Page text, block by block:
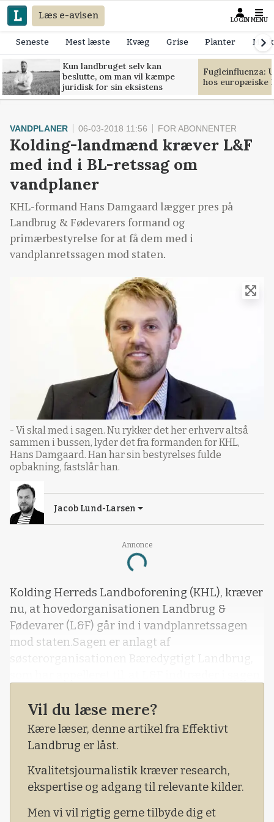
Læs e-avisen LOGIN MENU
Seneste Mest læste Kvæg Grise Planter
Kun landbruget selv kan
beslutte, om man vil kæmpe
juridisk for sin eksistens
Fugleinfluenza:
hos europæiske
Annonce
Loading...
VANDPLANER 06-03-2018 11:56 FOR ABONNENTER
Kolding-landmænd kræver L&F
med ind i BL-retssag om
vandplaner
KHL-formand Hans Damgaard lægger pres på
Landbrug & Fødevarers formand og
primærbestyrelse for at få dem med i
vandplanretssagen mod staten.
- Vi skal med i sagen. Nu rykker det her erhverv altså
sammen i bussen, lyder det fra formanden for KHL,
Hans Damgaard. Han har sin bestyrelses fulde
opbakning, fastslår han.
Jacob Lund-Larsen
Kolding Herreds Landboforening (KHL), kræver
nu, at hovedorganisationen Landbrug &
Fødevarer (L&F) går ind i vandplanretssagen
mod staten.Sagen er anlagt af
søsterorganisationen Bæredygtigt Landbrug,
juridisk bisidder i sagen, der skal for Vestre
Landsret til maj. - Vi skal med i sagen. Nu
rykker det her erhverv altså sammen i bussen,
ind i kampen. Det er min personlige holdning.
Jeg spurgte derfor mandag aften min
bestyrelse, hvor KHL står i sagen. Og der er fuld
Vil du læse mere?
Kære læser, denne artikel fra Effektivt
Landbrug er låst.
Kvalitetsjournalistik kræver research,
ekspertise og adgang til relevante kilder.
Men vi vil rigtig gerne tilbyde dig et